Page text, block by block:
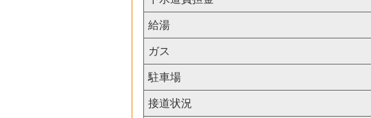
給湯
ガス
駐車場
接道状況